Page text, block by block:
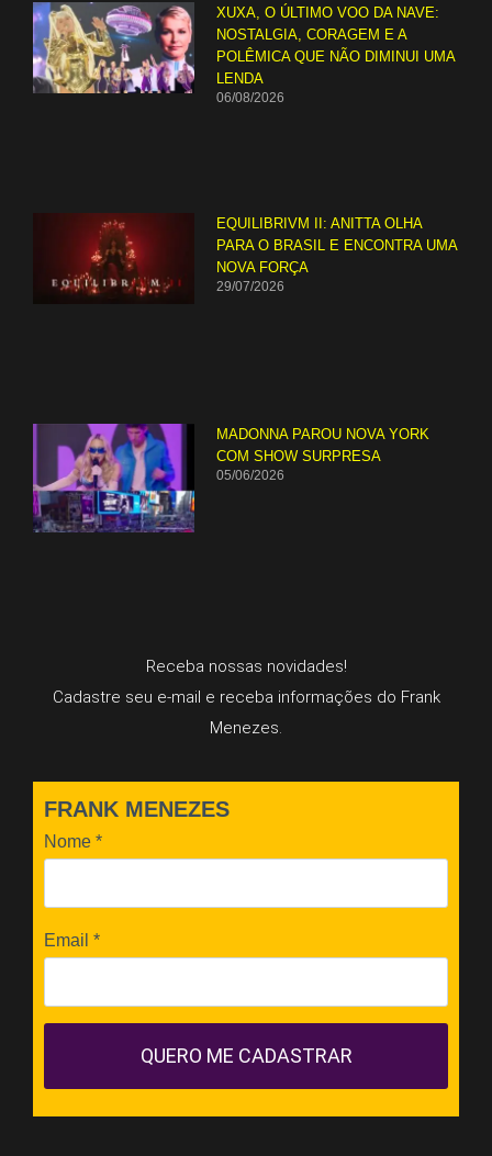
XUXA, O ÚLTIMO VOO DA NAVE:
NOSTALGIA, CORAGEM E A
POLÊMICA QUE NÃO DIMINUI UMA
LENDA
06/08/2026
EQUILIBRIVM II: ANITTA OLHA
PARA O BRASIL E ENCONTRA UMA
NOVA FORÇA
29/07/2026
MADONNA PAROU NOVA YORK
COM SHOW SURPRESA
05/06/2026
Receba nossas novidades!
Cadastre seu e-mail e receba informações do Frank
Menezes.
FRANK MENEZES
Nome *
Email *
QUERO ME CADASTRAR